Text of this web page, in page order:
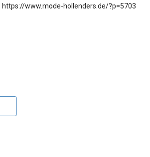
https://www.mode-hollenders.de/?p=5703